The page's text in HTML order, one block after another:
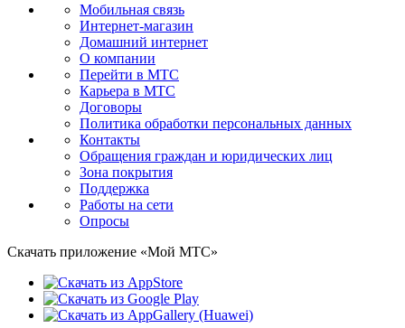
Мобильная связь
Интернет-магазин
Домашний интернет
О компании
Перейти в МТС
Карьера в МТС
Договоры
Политика обработки персональных данных
Контакты
Обращения граждан и юридических лиц
Зона покрытия
Поддержка
Работы на сети
Опросы
Скачать приложение «Мой МТС»